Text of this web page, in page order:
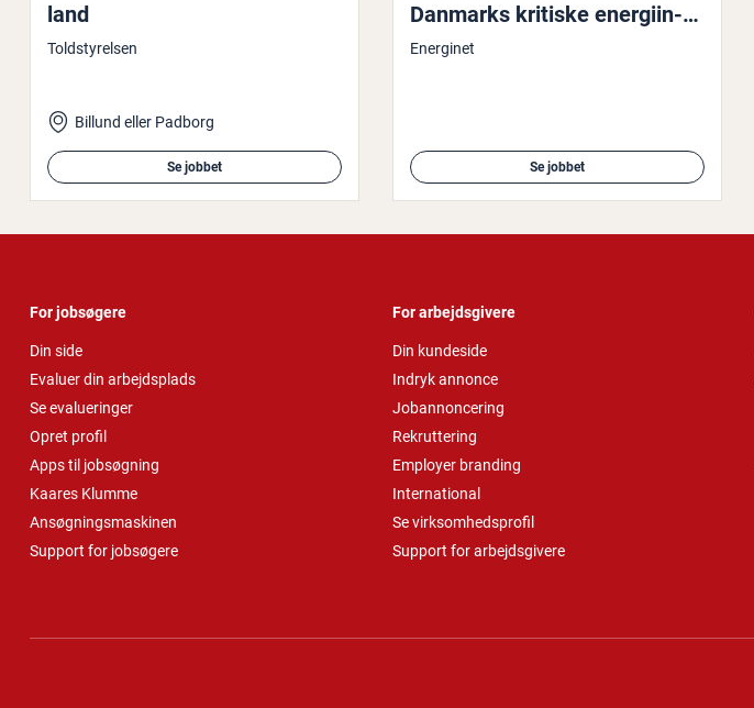
land
Toldstyrelsen
Billund eller Padborg
Se jobbet
Danmarks kritiske ener­gi­in­
fra­struk­tur
Energinet
Se jobbet
For jobsøgere
Din side
Evaluer din arbejdsplads
Se evalueringer
Opret profil
Apps til jobsøgning
Kaares Klumme
Ansøgningsmaskinen
Support for jobsøgere
For arbejdsgivere
Din kundeside
Indryk annonce
Jobannoncering
Rekruttering
Employer branding
International
Se virksomhedsprofil
Support for arbejdsgivere